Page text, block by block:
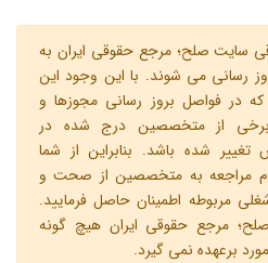
سایت صلح؛ مرجع حقوقی ایران به
رسانی می شوند. با این وجود این
که در فواصل بروز رسانی مجوزها و
از متخصصین درج شده در
شده باشد. بنابراین از شما
مراجعه به متخصصین از صحت و
مربوطه اطمینان حاصل فرمایید.
مرجع حقوقی ایران هیچ گونه
برعهده نمی گیرد.